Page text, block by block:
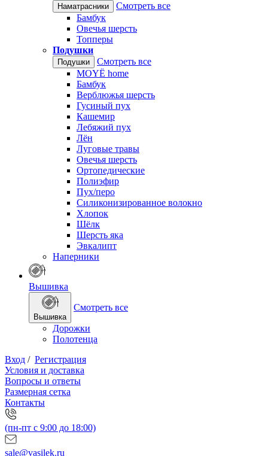
Наматрасники
Смотреть все
Бамбук
Овечья шерсть
Топперы
Подушки
Подушки
Смотреть все
MOYЁ home
Бамбук
Верблюжья шерсть
Гусиный пух
Кашемир
Лебяжий пух
Лён
Луговые травы
Овечья шерсть
Ортопедические
Полиэфир
Пух/перо
Силиконизированное волокно
Хлопок
Шёлк
Шерсть яка
Эвкалипт
Наперники
Вышивка
Вышивка
Смотреть все
Дорожки
Полотенца
Вход / Регистрация
Условия и доставка
Вопросы и ответы
Размерная сетка
Контакты
(пн-пт с 9:00 до 18:00)
sale@vasilek.ru